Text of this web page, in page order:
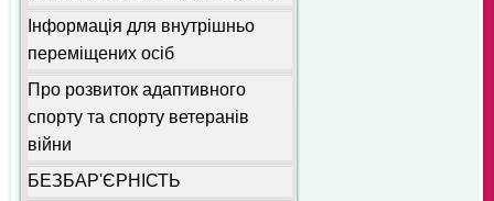
Інформація для внутрішньо
переміщених осіб
Про розвиток адаптивного
спорту та спорту ветеранів
війни
БЕЗБАР'ЄРНІСТЬ